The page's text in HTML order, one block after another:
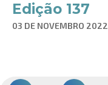
Edição 137
03 DE NOVEMBRO 2022